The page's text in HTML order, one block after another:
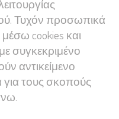
Τυχόν προσωπικά
cookies και
συγκεκριμένο
αντικείμενο
για τους σκοπούς